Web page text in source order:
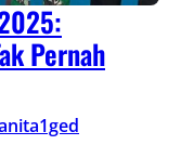
Pernah